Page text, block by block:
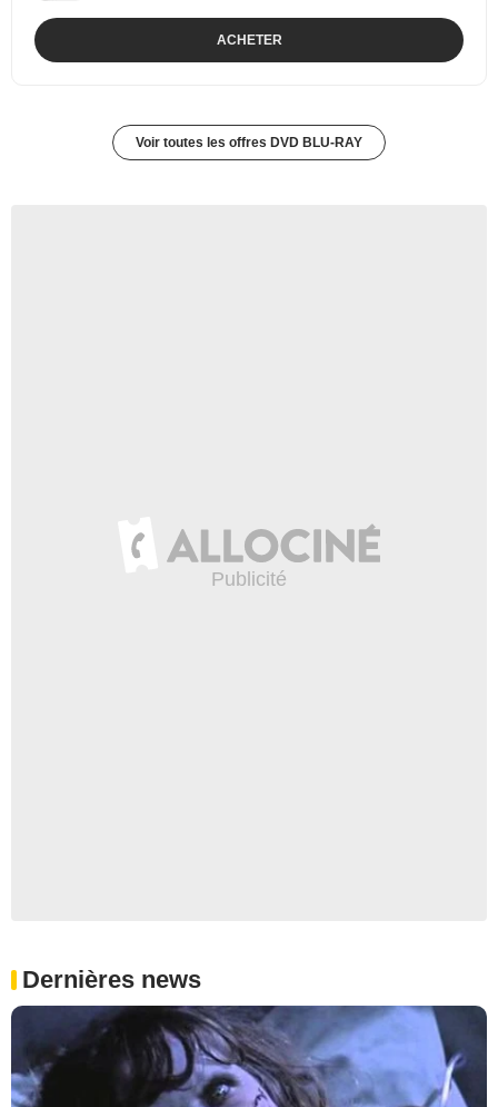
ACHETER
Voir toutes les offres DVD BLU-RAY
Dernières news